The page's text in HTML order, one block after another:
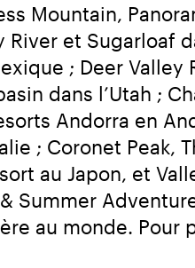
Mountain,
et Sugarloaf
; Deer
dans l’Utah ;
Andorra en
; Coronet Peak,
au Japon, et
Summer
au monde. Pour